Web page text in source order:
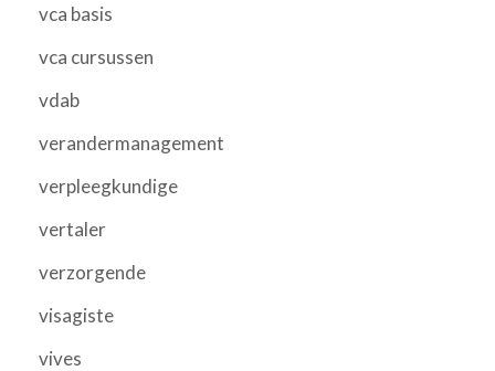
vca basis
vca cursussen
vdab
verandermanagement
verpleegkundige
vertaler
verzorgende
visagiste
vives